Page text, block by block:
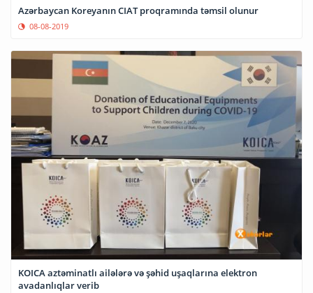
Azərbaycan Koreyanın CIAT proqramında təmsil olunur
08-08-2019
KOICA aztəminatlı ailələrə və şəhid uşaqlarına elektron
avadanlıqlar verib